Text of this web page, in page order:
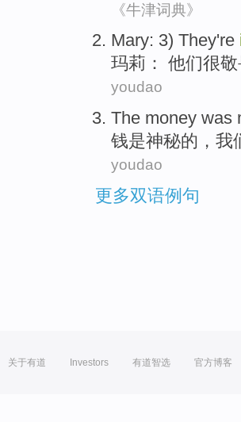
《牛津词典》
Mary: 3) They're
玛莉 ： 他们很
youdao
The money was
钱是神秘的， 我
youdao
更多双语例句
关于有道 Investors 有道智选 官方博客